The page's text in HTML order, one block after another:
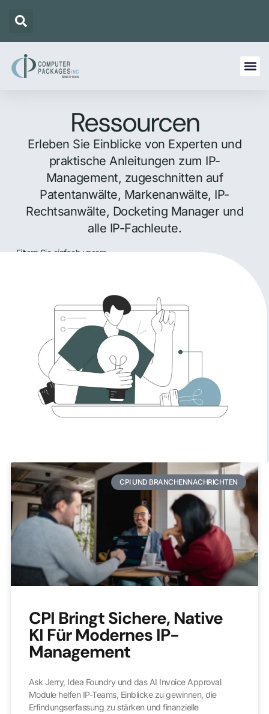
Ressourcen
Erleben Sie Einblicke von Experten und
praktische Anleitungen zum IP-
Management, zugeschnitten auf
Patentanwälte, Markenanwälte, IP-
Rechtsanwälte, Docketing Manager und
alle IP-Fachleute.
Filtern Sie einfach unsere
Kategorien
CPI UND BRANCHENNACHRICHTEN
CPI Bringt Sichere, Native
KI Für Modernes IP-
Management
Ask Jerry, Idea Foundry und das AI Invoice Approval
Module helfen IP-Teams, Einblicke zu gewinnen, die
Erfindungserfassung zu stärken und finanzielle